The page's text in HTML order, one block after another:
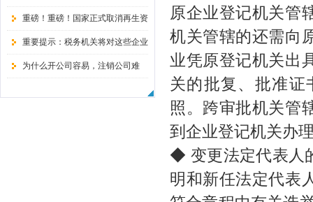
还敢随便填写吗？
重磅！重磅！国家正式取消再生资
源经营备案证
重要提示：税务机关将对这些企业
暂停办理注销手续！
为什么开公司容易，注销公司难
原企业登记机关管
机关管辖的还需向
业凭原登记机关出
关的批复、批准证
照。跨审批机关管
到企业登记机关办
◆ 变更法定代表人
明和新任法定代表